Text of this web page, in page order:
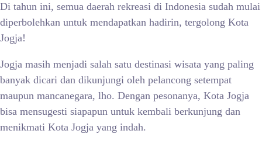
Di tahun ini, semua daerah rekreasi di Indonesia sudah mulai
diperbolehkan untuk mendapatkan hadirin, tergolong Kota
Jogja!
Jogja masih menjadi salah satu destinasi wisata yang paling
banyak dicari dan dikunjungi oleh pelancong setempat
maupun mancanegara, lho. Dengan pesonanya, Kota Jogja
bisa mensugesti siapapun untuk kembali berkunjung dan
menikmati Kota Jogja yang indah.